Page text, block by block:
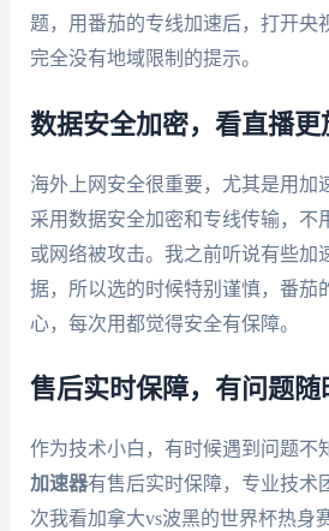
题，用番茄的专线加速后，打开央
完全没有地域限制的提示。
数据安全加密，看直播更
海外上网安全很重要，尤其是用加
采用数据安全加密和专线传输，不
或网络被攻击。我之前听说有些加
据，所以选的时候特别谨慎，番茄
心，每次用都觉得安全有保障。
售后实时保障，有问题随
作为技术小白，有时候遇到问题不
加速器有售后实时保障，专业技术
次我看加拿大vs波黑的世界杯热身